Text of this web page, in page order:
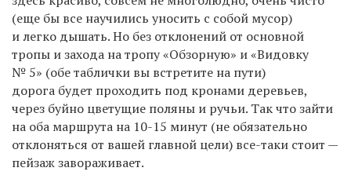
(еще бы все научились уносить с собой мусор)
и легко дышать. Но без отклонений от основной
тропы и захода на тропу «Обзорную» и «Видовку
№ 5» (обе таблички вы встретите на пути)
дорога будет проходить под кронами деревьев,
через буйно цветущие поляны и ручьи. Так что зайти
на оба маршрута на 10-15 минут (не обязательно
отклоняться от вашей главной цели) все-таки стоит —
пейзаж завораживает.